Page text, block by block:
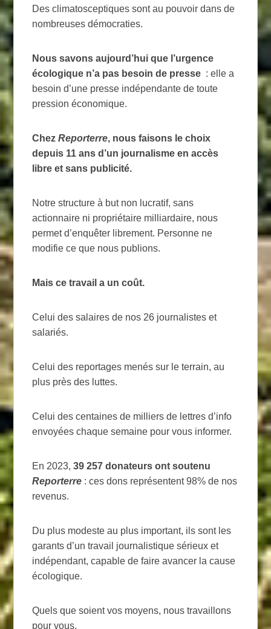
Des climatosceptiques sont au pouvoir dans de
nombreuses démocraties.
Nous savons aujourd’hui que l’urgence
écologique n’a pas besoin de presse : elle a
besoin d’une presse indépendante de toute
pression économique.
ChezReporterre, nous faisons le choix
depuis 11 ans d’un journalisme en accès
libre et sans publicité.
Notre structure à but non lucratif, sans
actionnaire ni propriétaire milliardaire, nous
permet d’enquêter librement. Personne ne
modifie ce que nous publions.
Mais ce travail a un coût.
Celui des salaires de nos 26 journalistes et
salariés.
Celui des reportages menés sur le terrain, au
plus près des luttes.
Celui des centaines de milliers de lettres d’info
envoyées chaque semaine pour vous informer.
En 2023, 39 257 donateurs ont soutenu
Reporterre : ces dons représentent 98% de nos
revenus.
Du plus modeste au plus important, ils sont les
garants d’un travail journalistique sérieux et
indépendant, capable de faire avancer la cause
écologique.
Quels que soient vos moyens, nous travaillons
pour vous.